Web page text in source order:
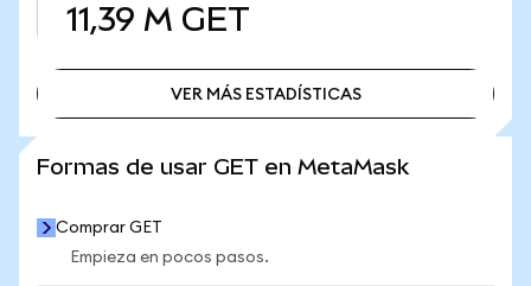
11,39 M GET
VER MÁS ESTADÍSTICAS
Formas de usar GET en MetaMask
Comprar GET
Empieza en pocos pasos.